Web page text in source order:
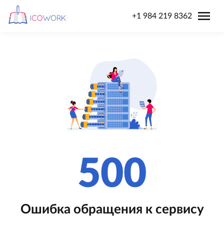
+1 984 219 8362 menu
500
Ошибка обращения к сервису